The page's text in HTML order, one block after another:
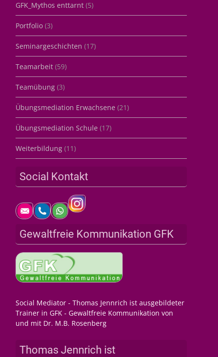
GFK_Mythos enttarnt (5)
Portfolio (3)
Seminargeschichten (17)
Teamarbeit (59)
Teamübung (3)
Übungsmediation Erwachsene (21)
Übungsmediation Schule (17)
Weiterbildung (11)
Social Kontakt
Gewaltfreie Kommunikation GFK
Social Mediator - Thomas Jennrich ist ausgebildeter
Trainer in GFK - Gewaltfreie Kommunikation von
und mit Dr. M.B. Rosenberg
Thomas Jennrich ist